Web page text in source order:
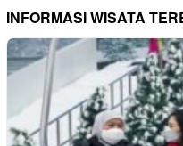
INFORMASI WISATA